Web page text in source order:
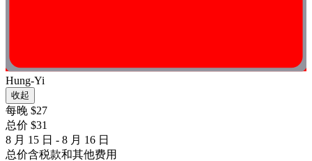
Hung-Yi
收起
每晚 $27
总价 $31
8 月 15 日 - 8 月 16 日
总价含税款和其他费用